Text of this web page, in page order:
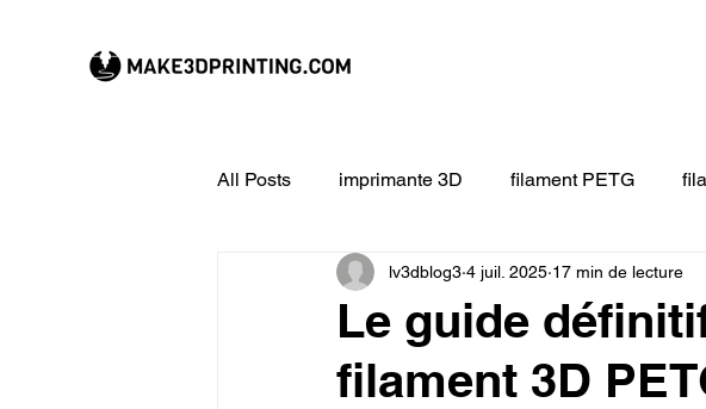
All Posts imprimante 3D filament PETG
CREALITY imprimante 3D Filament 3D
Filament 3D Formation à l'impression 3D.
Le guide
filament 3D
lv3dblog3 4 juil. 2025 17 min de lecture